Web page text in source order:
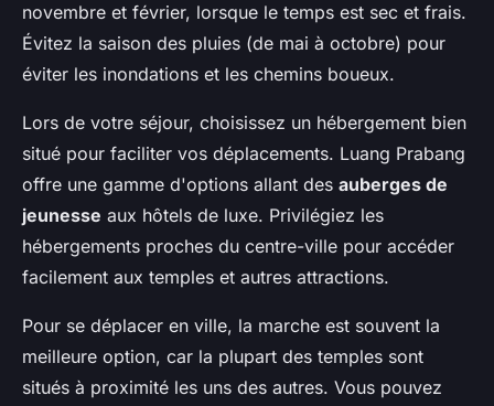
novembre et février, lorsque le temps est sec et frais.
Évitez la saison des pluies (de mai à octobre) pour
éviter les inondations et les chemins boueux.
Lors de votre séjour, choisissez un hébergement bien
situé pour faciliter vos déplacements. Luang Prabang
offre une gamme d'options allant des auberges de
jeunesse aux hôtels de luxe. Privilégiez les
hébergements proches du centre-ville pour accéder
facilement aux temples et autres attractions.
Pour se déplacer en ville, la marche est souvent la
meilleure option, car la plupart des temples sont
situés à proximité les uns des autres. Vous pouvez